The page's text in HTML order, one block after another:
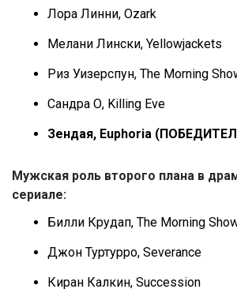
Лора Линни, Ozark
Мелани Лински, Yellowjackets
Риз Уизерспун, The Morning
Сандра О, Killing Eve
Зендая, Euphoria
Мужская роль второго плана в
сериале:
Билли Крудап, The Morning
Джон Туртурро, Severance
Киран Калкин, Succession